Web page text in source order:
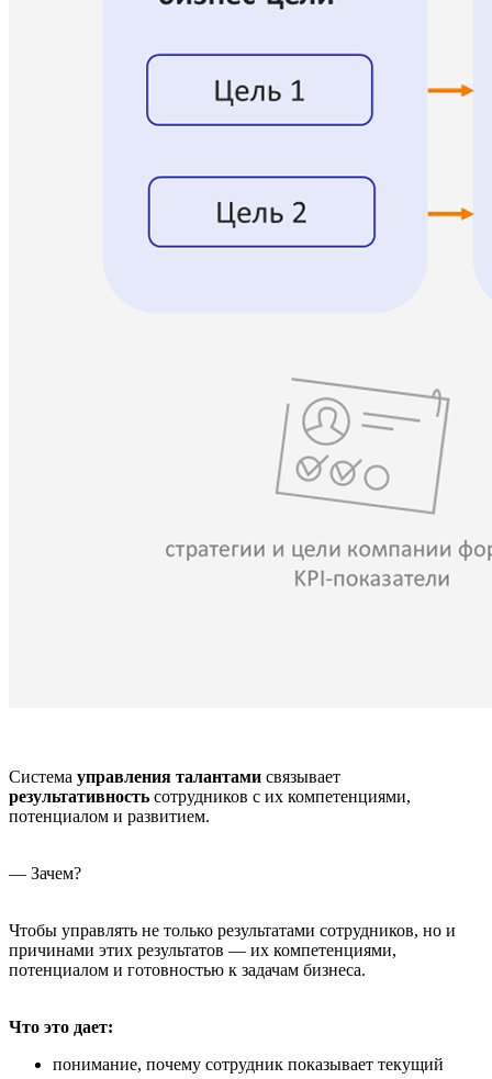
Система управления талантами связывает
результативность сотрудников с их компетенциями,
потенциалом и развитием.
— Зачем?
Чтобы управлять не только результатами сотрудников, но и
причинами этих результатов — их компетенциями,
потенциалом и готовностью к задачам бизнеса.
Что это дает:
понимание, почему сотрудник показывает текущий